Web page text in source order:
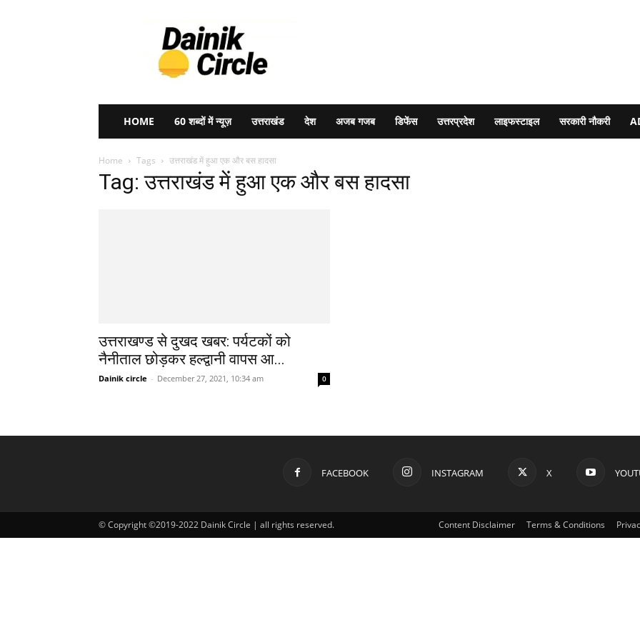
HOME 60 शब्दों में न्यूज़ उत्तराखंड देश अजब गजब डिफेंस उत्तरप्रदेश लाइफस्टाइल सरकारी नौकरी
Home Tags उत्तराखंड में हुआ एक और बस हादसा
Tag: उत्तराखंड में हुआ एक और बस हादसा
उत्तराखण्ड से दुखद खबर: पर्यटकों को
नैनीताल छोड़कर हल्द्वानी वापस आ...
Dainik circle - December 27, 2021, 10:34 am 0
FACEBOOK INSTAGRAM X
Content Disclaimer Terms & Conditions
© Copyright ©2019-2022 Dainik Circle | all rights reserved.